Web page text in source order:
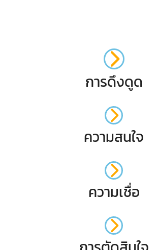
การดึงดูด
ความสนใจ
ความเชื่อ